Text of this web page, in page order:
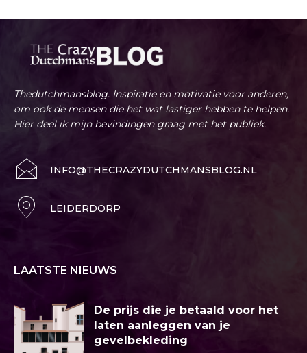
Thedutchmansblog. Inspiratie en motivatie voor anderen,
om ook de mensen die het wat lastiger hebben te helpen.
Hier deel ik mijn bevindingen graag met het publiek.
INFO@THECRAZYDUTCHMANSBLOG.NL
LEIDERDORP
LAATSTE NIEUWS
De prijs die je betaald voor het
laten aanleggen van je
gevelbekleding